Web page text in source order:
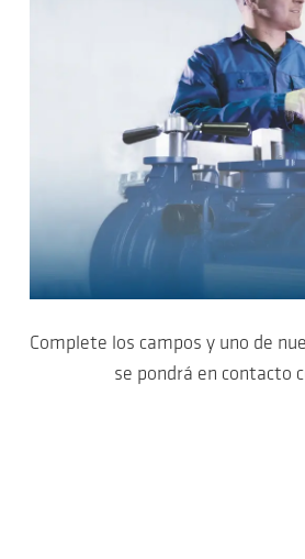
Complete los campos y uno de
se pondrá en contacto